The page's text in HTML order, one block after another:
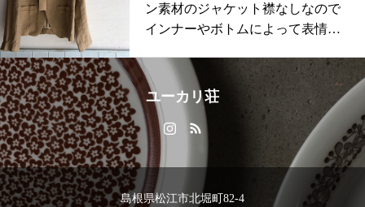
ン素材のジャケット襟なしなので
インナーやボトムによって表情が
としたお出かけにも…この 春とて
も重宝しそうです︎・foglinenworkか
らはリネン素材の巻きスカート風
エプロンやブラウスが届きました
♪・#ユーカリ荘#島根#松江#古民家
#雑貨#雑貨屋#ライフスタイルショ
ップ#セレクトショップ#スティー
ユーカリ荘
島根県松江市北堀町82-4